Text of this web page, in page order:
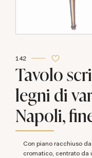
142
Tavolo
legni di
Napoli,
con piano racchiuso da più ordini di filettature in contrasto
cromatico, centrato da